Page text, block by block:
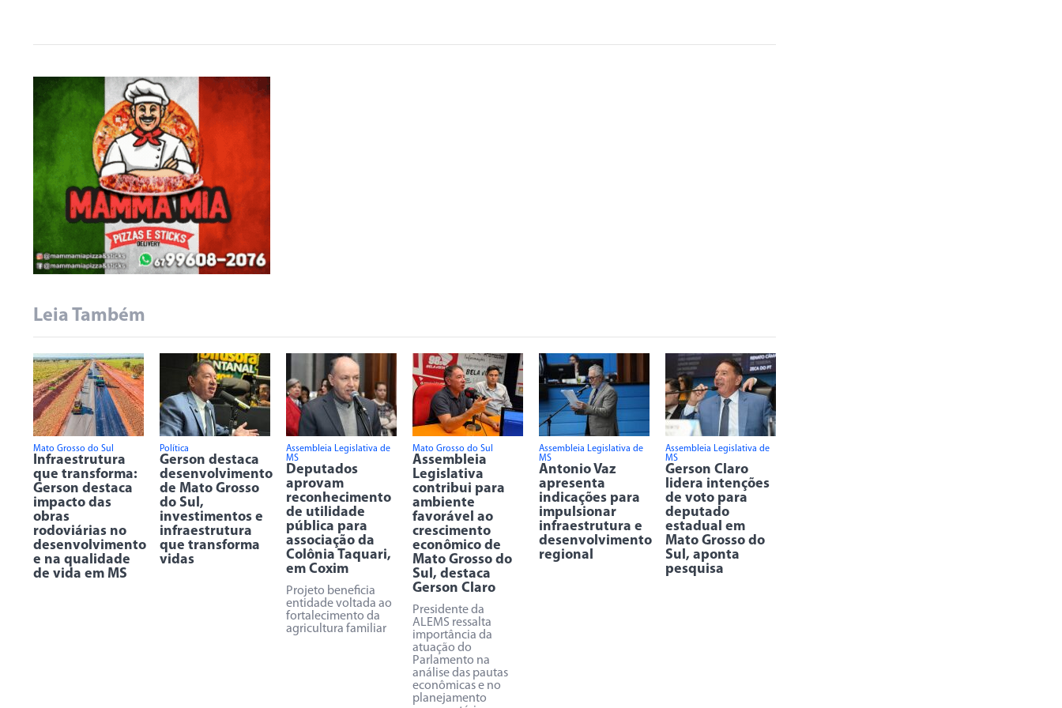
Leia Também
Mato Grosso do Sul
Infraestrutura
que transforma:
Gerson destaca
impacto das
obras
rodoviárias no
desenvolvimento
e na qualidade
de vida em MS
Política
Gerson destaca
desenvolvimento
de Mato Grosso
do Sul,
investimentos e
infraestrutura
que transforma
vidas
Assembleia Legislativa de
MS
Deputados
aprovam
reconhecimento
de utilidade
pública para
associação da
Colônia Taquari,
em Coxim
Projeto beneficia
entidade voltada ao
fortalecimento da
agricultura familiar
Mato Grosso do Sul
Assembleia
Legislativa
contribui para
ambiente
favorável ao
crescimento
econômico de
Mato Grosso do
Sul, destaca
Gerson Claro
Presidente da
ALEMS ressalta
importância da
atuação do
Parlamento na
análise das pautas
econômicas e no
planejamento
Assembleia Legislativa de
MS
Antonio Vaz
apresenta
indicações para
impulsionar
infraestrutura e
desenvolvimento
regional
Assembleia Legislativa de
MS
Gerson Claro
lidera intenções
de voto para
deputado
estadual em
Mato Grosso do
Sul, aponta
pesquisa